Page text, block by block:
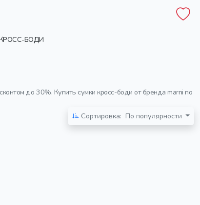
БОДИ
до 30%. Купить сумки кросс-боди от бренда marni по
Сортировка: По популярности